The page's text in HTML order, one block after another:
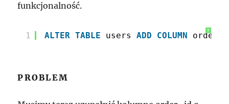
funkcjonalność.
?
1 ALTER TABLE users ADD COLUMN
PROBLEM